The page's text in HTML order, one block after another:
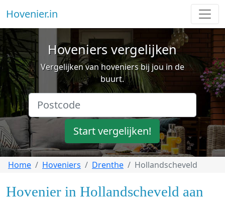
Hovenier.in
Hoveniers vergelijken
Vergelijken van hoveniers bij jou in de
buurt.
Start vergelijken!
Home Hoveniers Drenthe Hollandscheveld
Hovenier in Hollandscheveld aan